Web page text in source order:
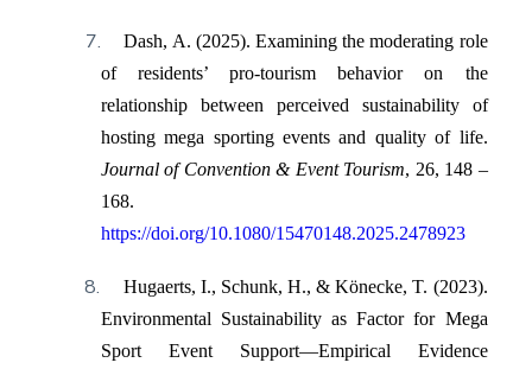
7.
Dash, A. (2025). Examining the moderating role
of residents’ pro-tourism behavior on the
relationship between perceived sustainability of
hosting mega sporting events and quality of life.
Journal of Convention & Event Tourism, 26, 148 –
168.
https://doi.org/10.1080/15470148.2025.2478923
8.
Hugaerts, I., Schunk, H., & Könecke, T. (2023).
Environmental Sustainability as Factor for Mega
Sport Event Support—Empirical Evidence